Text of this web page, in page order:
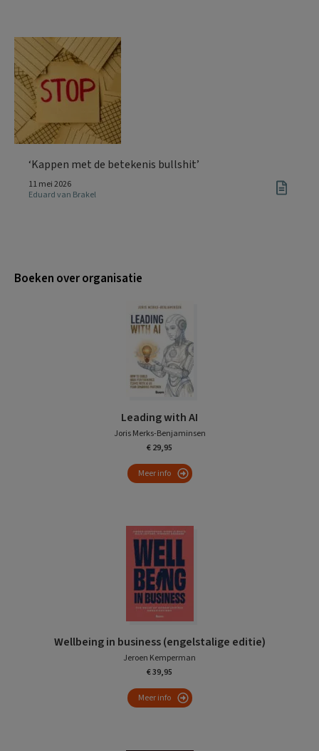
‘Kappen met de betekenis bullshit’
11 mei 2026
Eduard van Brakel
Boeken over organisatie
Leading with AI
Joris Merks-Benjaminsen
€ 29,95
Meer info
Wellbeing in business (engelstalige editie)
Jeroen Kemperman
€ 39,95
Meer info